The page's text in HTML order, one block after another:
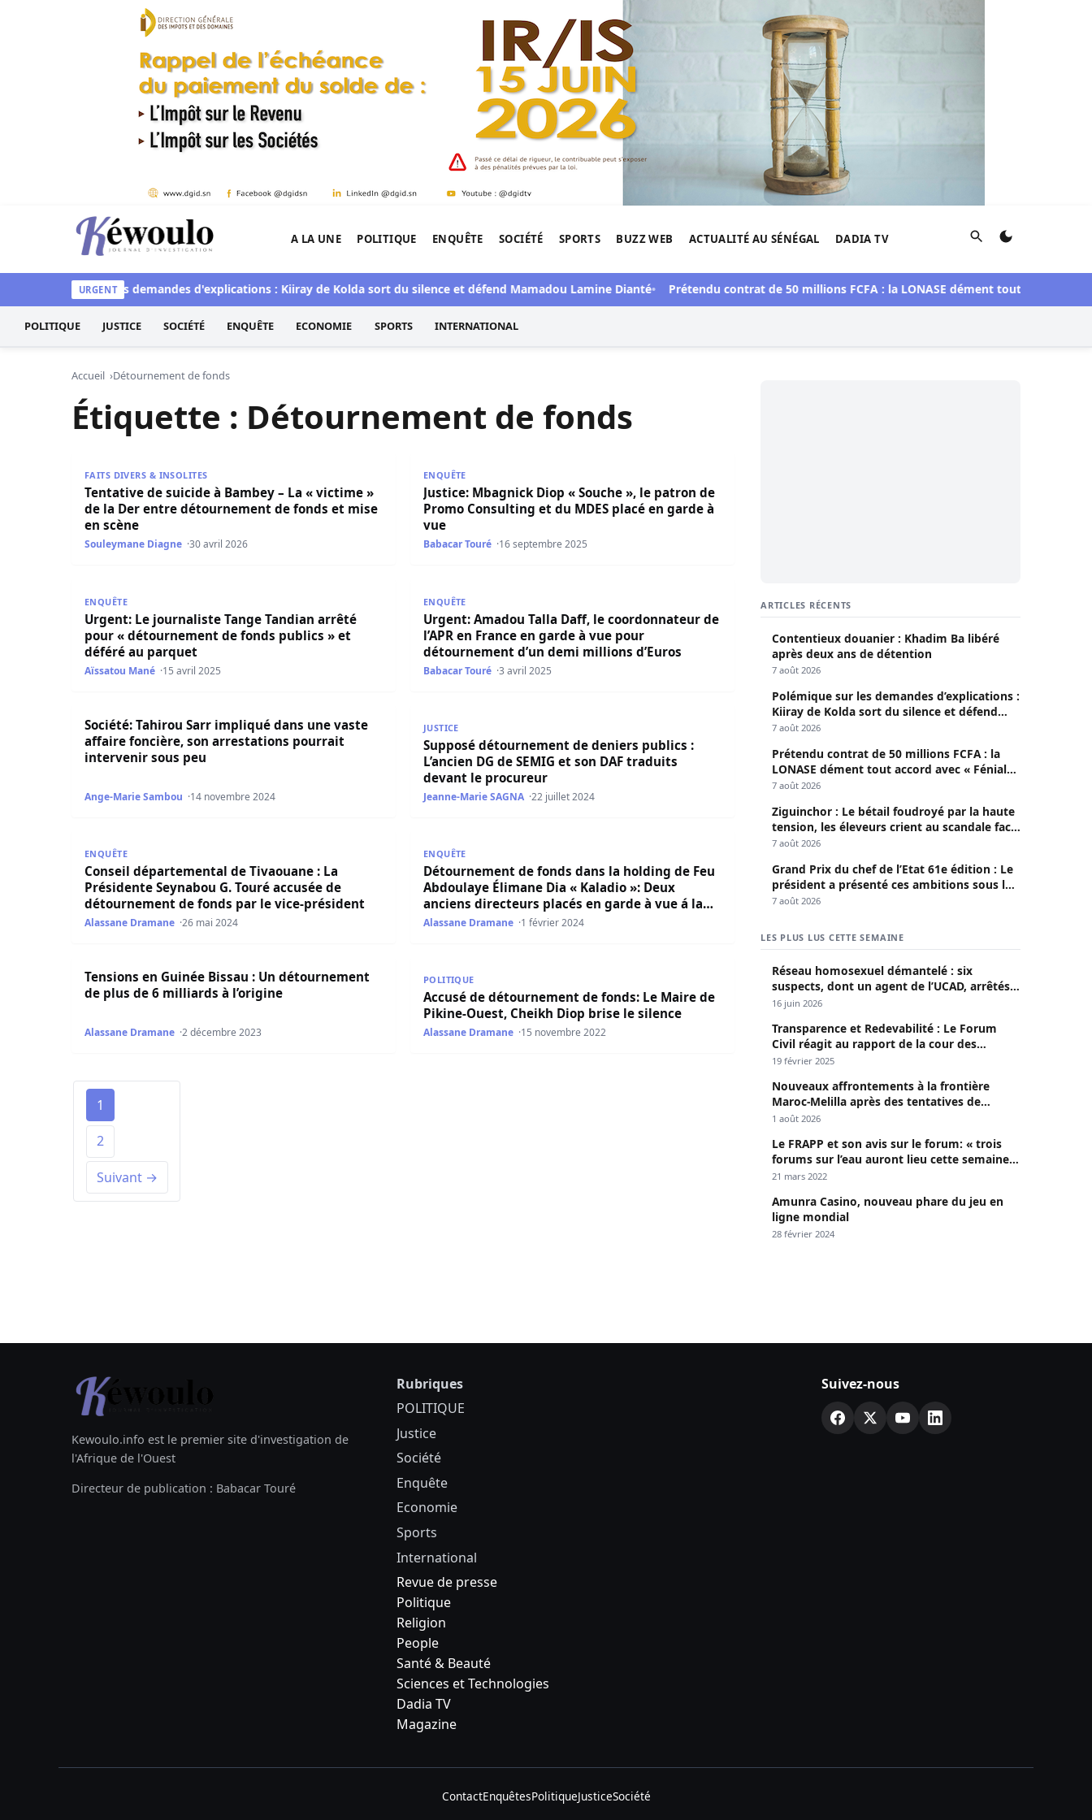
Aller au contenu
Kéwoulo, le premier site d'information et d'investigation de l'Afrique.
A LA UNE POLITIQUE ENQUÊTE SOCIÉTÉ SPORTS BUZZ WEB ACTUALITÉ AU SÉNÉGAL DADIA TV Rechercher
URGENT
Polémique sur les demandes d'explications : Kiiray de Kolda sort du silence et défend Mamadou Lamine Dianté Prétendu contrat de 50 millions FCFA : la LONASE dément tout accord avec
POLITIQUE JUSTICE SOCIÉTÉ ENQUÊTE ECONOMIE SPORTS INTERNATIONAL
Accueil Détournement de fonds
Étiquette : Détournement de fonds
FAITS DIVERS & INSOLITES
Tentative de suicide à Bambey – La « victime »
de la Der entre détournement de fonds et mise
en scène
Souleymane Diagne 30 avril 2026
ENQUÊTE
Justice: Mbagnick Diop « Souche », le patron de
Promo Consulting et du MDES placé en garde à
vue
Babacar Touré 16 septembre 2025
ENQUÊTE
Urgent: Le journaliste Tange Tandian arrêté
pour « détournement de fonds publics » et
déféré au parquet
Aïssatou Mané 15 avril 2025
ENQUÊTE
Urgent: Amadou Talla Daff, le coordonnateur de
l’APR en France en garde à vue pour
détournement d’un demi millions d’Euros
Babacar Touré 3 avril 2025
Société: Tahirou Sarr impliqué dans une vaste
affaire foncière, son arrestations pourrait
intervenir sous peu
Ange-Marie Sambou 14 novembre 2024
Supposé détournement de deniers publics : L’ancien DG de SEMIG et son DAF traduits devant le procureur
JUSTICE
Supposé détournement de deniers publics :
L’ancien DG de SEMIG et son DAF traduits
devant le procureur
Jeanne-Marie SAGNA 22 juillet 2024
Conseil départemental de Tivaouane : La Présidente Seynabou G. Touré accusée de détournement de fonds par le vice-président
ENQUÊTE
Conseil départemental de Tivaouane : La
Présidente Seynabou G. Touré accusée de
détournement de fonds par le vice-président
Alassane Dramane 26 mai 2024
Détournement de fonds dans la holding de Feu Abdoulaye Élimane Dia « Kaladio »: Deux anciens directeurs
ENQUÊTE
Détournement de fonds dans la holding de Feu
Abdoulaye Élimane Dia « Kaladio »: Deux
anciens directeurs placés en garde à vue á la
DIC
Alassane Dramane 1 février 2024
Tensions en Guinée Bissau : Un détournement de plus de 6 milliards à l’origine
Tensions en Guinée Bissau : Un détournement
de plus de 6 milliards à l’origine
Alassane Dramane 2 décembre 2023
Accusé de détournement de fonds: Le Maire de Pikine-Ouest, Cheikh Diop brise le silence
POLITIQUE
Accusé de détournement de fonds: Le Maire de
Pikine-Ouest, Cheikh Diop brise le silence
Alassane Dramane 15 novembre 2022
1
2
Suivant →
ARTICLES RÉCENTS
Contentieux douanier : Khadim Ba libéré
après deux ans de détention
7 août 2026
Polémique sur les demandes d’explications :
Kiiray de Kolda sort du silence et défend
Mamadou Lamine Dianté
7 août 2026
Prétendu contrat de 50 millions FCFA : la
LONASE dément tout accord avec « Fénial
Digital » et brandit la menace de poursuites
7 août 2026
Ziguinchor : Le bétail foudroyé par la haute
tension, les éleveurs crient au scandale face
à la Senelec
7 août 2026
Grand Prix du chef de l’Etat 61e édition : Le
président a présenté ces ambitions sous le
thème du fair-play
7 août 2026
LES PLUS LUS CETTE SEMAINE
Réseau homosexuel démantelé : six
suspects, dont un agent de l’UCAD, arrêtés à
Keur Massar ; l’un avoue avoir propagé le
16 juin 2026
Transparence et Redevabilité : Le Forum
Civil réagit au rapport de la cour des
comptes
19 février 2025
Nouveaux affrontements à la frontière
Maroc-Melilla après des tentatives de
passage
1 août 2026
Le FRAPP et son avis sur le forum: « trois
forums sur l’eau auront lieu cette semaine à
Dakar »
21 mars 2022
Amunra Casino, nouveau phare du jeu en
ligne mondial
28 février 2024
Kewoulo.info est le premier site d'investigation de
l'Afrique de l'Ouest
Directeur de publication : Babacar Touré
Rubriques
POLITIQUE
Justice
Société
Enquête
Economie
Sports
International
Revue de presse
Politique
Religion
People
Santé & Beauté
Sciences et Technologies
Dadia TV
Magazine
Suivez-nous
ContactEnquêtesPolitiqueJusticeSociété